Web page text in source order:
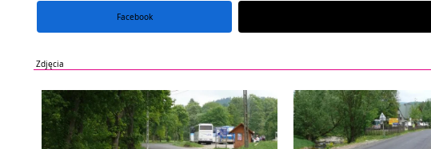
Facebook
Zdjęcia